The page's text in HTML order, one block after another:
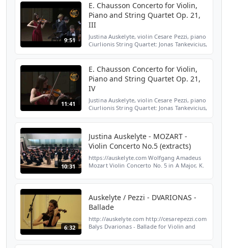
9:51
E. Chausson Concerto for Violin,
Piano and String Quartet Op. 21,
III
Justina Auskelyte, violin Cesare Pezzi, piano
Ciurlionis String Quartet: Jonas Tankevicius,
11:41
E. Chausson Concerto for Violin,
Piano and String Quartet Op. 21,
IV
Justina Auskelyte, violin Cesare Pezzi, piano
Ciurlionis String Quartet: Jonas Tankevicius,
10:31
Justina Auskelyte - MOZART -
Violin Concerto No.5 (extracts)
https://auskelyte.com Wolfgang Amadeus
Mozart Violin Concerto No. 5 in A Major, K.
6:32
Auskelyte / Pezzi - DVARIONAS -
Ballade
http://auskelyte.com http://cesarepezzi.com
Balys Dvarionas - Ballade for Violin and